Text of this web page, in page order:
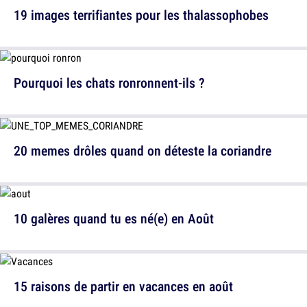
Pourquoi les chats ronronnent-ils ?
10 galères quand tu es né(e) en Août
19 images terrifiantes pour les thalassophobes
20 memes drôles quand on déteste la coriandre
15 raisons de partir en vacances en août